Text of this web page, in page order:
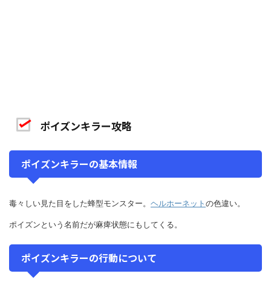
ポイズンキラー攻略
ポイズンキラーの基本情報
毒々しい見た目をした蜂型モンスター。 ヘルホーネットの色違い。
ポイズンという名前だが麻痺状態にもしてくる。
ポイズンキラーの行動について